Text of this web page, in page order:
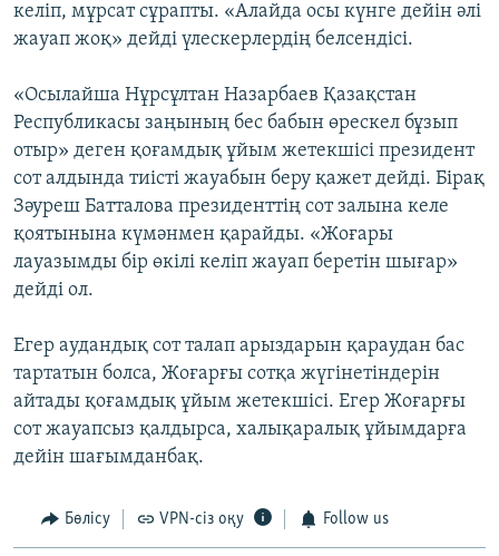
келіп, мұрсат сұрапты. «Алайда осы күнге дейін әлі
жауап жоқ» дейді үлескерлердің белсендісі.
«Осылайша Нұрсұлтан Назарбаев Қазақстан
Республикасы заңының бес бабын өрескел бұзып
отыр» деген қоғамдық ұйым жетекшісі президент
сот алдында тиісті жауабын беру қажет дейді. Бірақ
Зәуреш Батталова президенттің сот залына келе
қоятынына күмәнмен қарайды. «Жоғары
лауазымды бір өкілі келіп жауап беретін шығар»
дейді ол.
Егер аудандық сот талап арыздарын қараудан бас
тартатын болса, Жоғарғы сотқа жүгінетіндерін
айтады қоғамдық ұйым жетекшісі. Егер Жоғарғы
сот жауапсыз қалдырса, халықаралық ұйымдарға
дейін шағымданбақ.
Бөлісу VPN-сіз оқу Follow us